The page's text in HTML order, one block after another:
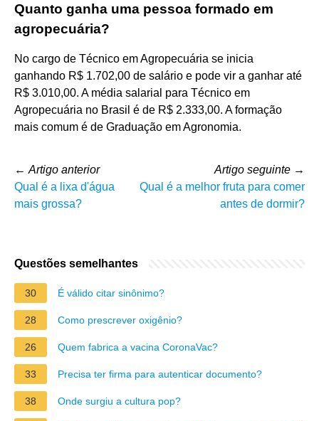
Quanto ganha uma pessoa formado em
agropecuária?
No cargo de Técnico em Agropecuária se inicia
ganhando R$ 1.702,00 de salário e pode vir a ganhar até
R$ 3.010,00. A média salarial para Técnico em
Agropecuária no Brasil é de R$ 2.333,00. A formação
mais comum é de Graduação em Agronomia.
← Artigo anterior
Qual é a lixa d'água
mais grossa?
Artigo seguinte →
Qual é a melhor fruta para comer
antes de dormir?
Questões semelhantes
30 É válido citar sinônimo?
28 Como prescrever oxigênio?
26 Quem fabrica a vacina CoronaVac?
33 Precisa ter firma para autenticar documento?
38 Onde surgiu a cultura pop?